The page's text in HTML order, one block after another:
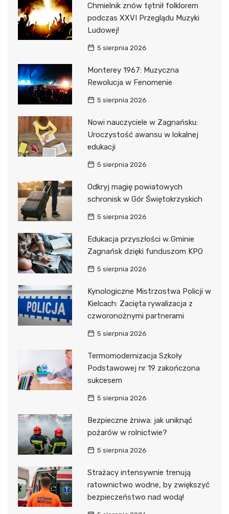
Chmielnik znów tętnił folklorem
podczas XXVI Przeglądu Muzyki
Ludowej!
5 sierpnia 2026
Monterey 1967: Muzyczna
Rewolucja w Fenomenie
5 sierpnia 2026
Nowi nauczyciele w Zagnańsku:
Uroczystość awansu w lokalnej
edukacji
5 sierpnia 2026
Odkryj magię powiatowych
schronisk w Gór Świętokrzyskich
5 sierpnia 2026
Edukacja przyszłości w Gminie
Zagnańsk dzięki funduszom KPO
5 sierpnia 2026
Kynologiczne Mistrzostwa Policji w
Kielcach: Zacięta rywalizacja z
czworonożnymi partnerami
5 sierpnia 2026
Termomodernizacja Szkoły
Podstawowej nr 19 zakończona
sukcesem
5 sierpnia 2026
Bezpieczne żniwa: jak uniknąć
pożarów w rolnictwie?
5 sierpnia 2026
Strażacy intensywnie trenują
ratownictwo wodne, by zwiększyć
bezpieczeństwo nad wodą!